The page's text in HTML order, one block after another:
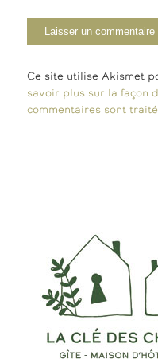
Ce site utilise Akismet
savoir plus sur la façon
commentaires sont